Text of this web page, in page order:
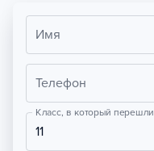
Имя
Телефон
Класс, в который перешли
11